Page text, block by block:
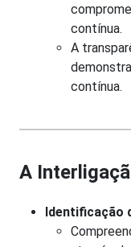
A
contínua.
A
Identificação